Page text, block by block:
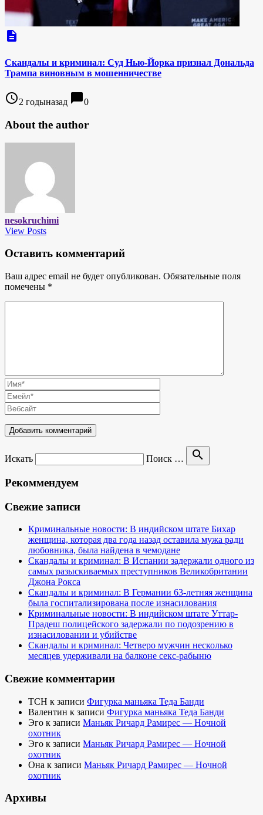
description
Скандалы и криминал: Суд Нью-Йорка признал Дональда
Трампа виновным в мошенничестве
access_time2 годыназад chat_bubble0
About the author
nesokruchimi
View Posts
Оставить комментарий
Ваш адрес email не будет опубликован. Обязательные поля
помечены *
Искать Поиск … search
Рекоммендуем
Свежие записи
Криминальные новости: В индийском штате Бихар
женщина, которая два года назад оставила мужа ради
любовника, была найдена в чемодане
Скандалы и криминал: В Испании задержали одного из
самых разыскиваемых преступников Великобритании
Джона Рокса
Скандалы и криминал: В Германии 63-летняя женщина
была госпитализирована после изнасилования
Криминальные новости: В индийском штате Уттар-
Прадеш полицейского задержали по подозрению в
изнасиловании и убийстве
Скандалы и криминал: Четверо мужчин несколько
месяцев удерживали на балконе секс-рабыню
Свежие комментарии
TCH к записи Фигурка маньяка Теда Банди
Валентин к записи Фигурка маньяка Теда Банди
Эго к записи Маньяк Ричард Рамирес — Ночной
охотник
Эго к записи Маньяк Ричард Рамирес — Ночной
охотник
Она к записи Маньяк Ричард Рамирес — Ночной
охотник
Архивы